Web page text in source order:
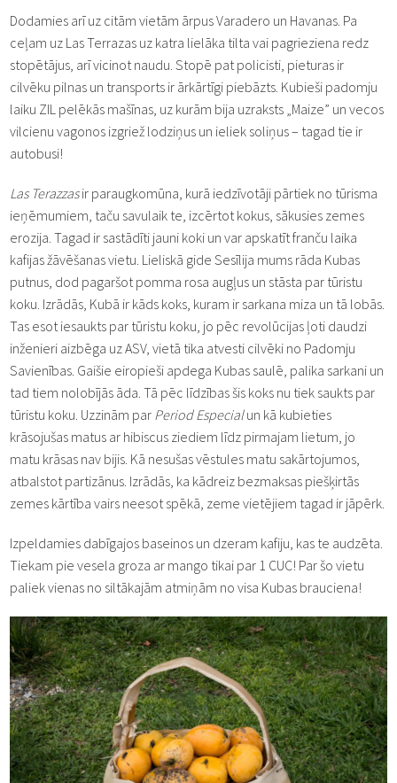
Dodamies arī uz citām vietām ārpus Varadero un Havanas. Pa
ceļam uz Las Terrazas uz katra lielāka tilta vai pagrieziena redz
stopētājus, arī vicinot naudu. Stopē pat policisti, pieturas ir
cilvēku pilnas un transports ir ārkārtīgi piebāzts. Kubieši padomju
laiku ZIL pelēkās mašīnas, uz kurām bija uzraksts „Maize” un vecos
vilcienu vagonos izgriež lodziņus un ieliek soliņus – tagad tie ir
autobusi!
Las Terazzasir paraugkomūna, kurā iedzīvotāji pārtiek no tūrisma
ieņēmumiem, taču savulaik te, izcērtot kokus, sākusies zemes
erozija. Tagad ir sastādīti jauni koki un var apskatīt franču laika
kafijas žāvēšanas vietu. Lieliskā gide Sesīlija mums rāda Kubas
putnus, dod pagaršot pomma rosa augļus un stāsta par tūristu
koku. Izrādās, Kubā ir kāds koks, kuram ir sarkana miza un tā lobās.
Tas esot iesaukts par tūristu koku, jo pēc revolūcijas ļoti daudzi
inženieri aizbēga uz ASV, vietā tika atvesti cilvēki no Padomju
Savienības. Gaišie eiropieši apdega Kubas saulē, palika sarkani un
tad tiem nolobījās āda. Tā pēc līdzības šis koks nu tiek saukts par
tūristu koku. Uzzinām par Period Especialun kā kubieties
krāsojušas matus ar hibiscus ziediem līdz pirmajam lietum, jo
matu krāsas nav bijis. Kā nesušas vēstules matu sakārtojumos,
atbalstot partizānus. Izrādās, ka kādreiz bezmaksas piešķirtās
zemes kārtība vairs neesot spēkā, zeme vietējiem tagad ir jāpērk.
Izpeldamies dabīgajos baseinos un dzeram kafiju, kas te audzēta.
Tiekam pie vesela groza ar mango tikai par 1 CUC! Par šo vietu
paliek vienas no siltākajām atmiņām no visa Kubas brauciena!